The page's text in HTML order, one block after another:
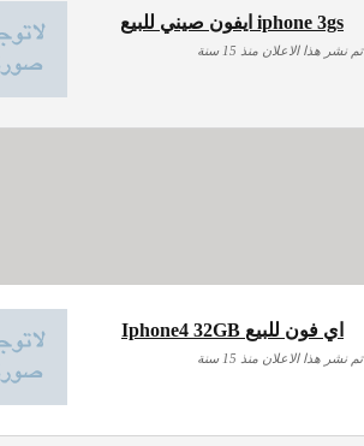
ايفون صيني للبيع iphone 3gs
تم نشر هذا الاعلان منذ 15 سنة
Iphone4 32GB اي فون للبيع
تم نشر هذا الاعلان منذ 15 سنة